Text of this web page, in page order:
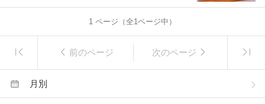
1 ページ（全1ページ中）
前のページ 次のページ
月別